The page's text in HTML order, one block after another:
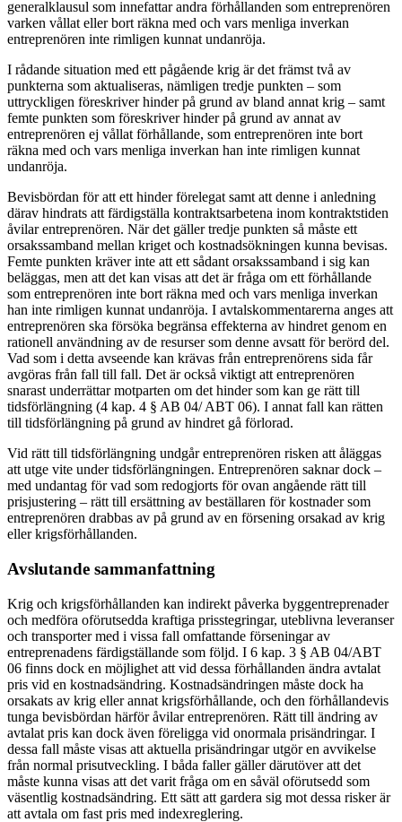
generalklausul som innefattar andra förhållanden som entreprenören
varken vållat eller bort räkna med och vars menliga inverkan
entreprenören inte rimligen kunnat undanröja.
I rådande situation med ett pågående krig är det främst två av
punkterna som aktualiseras, nämligen tredje punkten – som
uttryckligen föreskriver hinder på grund av bland annat krig – samt
femte punkten som föreskriver hinder på grund av annat av
entreprenören ej vållat förhållande, som entreprenören inte bort
räkna med och vars menliga inverkan han inte rimligen kunnat
undanröja.
Bevisbördan för att ett hinder förelegat samt att denne i anledning
därav hindrats att färdigställa kontraktsarbetena inom kontraktstiden
åvilar entreprenören. När det gäller tredje punkten så måste ett
orsakssamband mellan kriget och kostnadsökningen kunna bevisas.
Femte punkten kräver inte att ett sådant orsakssamband i sig kan
beläggas, men att det kan visas att det är fråga om ett förhållande
som entreprenören inte bort räkna med och vars menliga inverkan
han inte rimligen kunnat undanröja. I avtalskommentarerna anges att
entreprenören ska försöka begränsa effekterna av hindret genom en
rationell användning av de resurser som denne avsatt för berörd del.
Vad som i detta avseende kan krävas från entreprenörens sida får
avgöras från fall till fall. Det är också viktigt att entreprenören
snarast underrättar motparten om det hinder som kan ge rätt till
tidsförlängning (4 kap. 4 § AB 04/ ABT 06). I annat fall kan rätten
till tidsförlängning på grund av hindret gå förlorad.
Vid rätt till tidsförlängning undgår entreprenören risken att åläggas
att utge vite under tidsförlängningen. Entreprenören saknar dock –
med undantag för vad som redogjorts för ovan angående rätt till
prisjustering – rätt till ersättning av beställaren för kostnader som
entreprenören drabbas av på grund av en försening orsakad av krig
eller krigsförhållanden.
Avslutande sammanfattning
Krig och krigsförhållanden kan indirekt påverka byggentreprenader
och medföra oförutsedda kraftiga prisstegringar, uteblivna leveranser
och transporter med i vissa fall omfattande förseningar av
entreprenadens färdigställande som följd. I 6 kap. 3 § AB 04/ABT
06 finns dock en möjlighet att vid dessa förhållanden ändra avtalat
pris vid en kostnadsändring. Kostnadsändringen måste dock ha
orsakats av krig eller annat krigsförhållande, och den förhållandevis
tunga bevisbördan härför åvilar entreprenören. Rätt till ändring av
avtalat pris kan dock även föreligga vid onormala prisändringar. I
dessa fall måste visas att aktuella prisändringar utgör en avvikelse
från normal prisutveckling. I båda faller gäller därutöver att det
måste kunna visas att det varit fråga om en såväl oförutsedd som
väsentlig kostnadsändring. Ett sätt att gardera sig mot dessa risker är
att avtala om fast pris med indexreglering.